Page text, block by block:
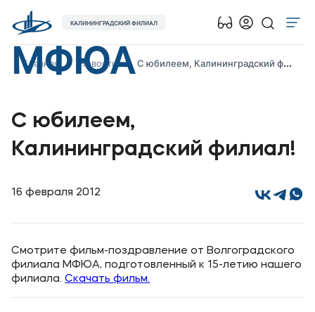
МФЮА
КАЛИНИНГРАДСКИЙ ФИЛИАЛ
Об университете
Абитуриенту
Наука
Абитуриентам
Выпускникам
Карьера
Главная Новости С юбилеем, Калининградский филиал!
С юбилеем,
Калининградский филиал!
16 февраля 2012
Смотрите фильм-поздравление от Волгоградского
филиала МФЮА, подготовленный к 15-летию нашего
филиала. Скачать фильм.